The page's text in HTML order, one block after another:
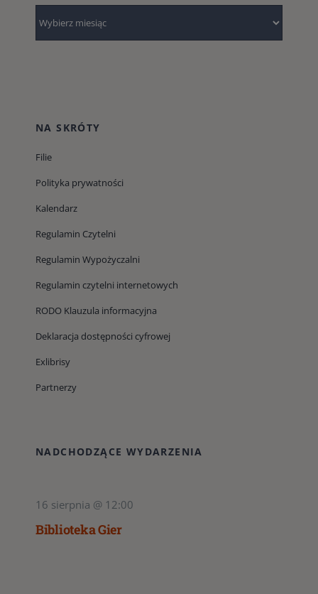
NA SKRÓTY
Filie
Polityka prywatności
Kalendarz
Regulamin Czytelni
Regulamin Wypożyczalni
Regulamin czytelni internetowych
RODO Klauzula informacyjna
Deklaracja dostępności cyfrowej
Exlibrisy
Partnerzy
NADCHODZĄCE WYDARZENIA
16 sierpnia @ 12:00
Biblioteka Gier